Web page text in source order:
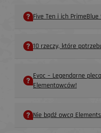
Five Ten i ich
10 rzeczy, które
Evoc – Legendarne
Elementowców!
Nie bądź owcą